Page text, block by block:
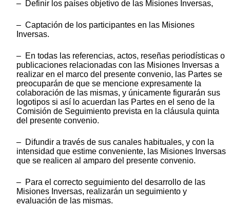
– Definir los países objetivo de las Misiones Inversas,
– Captación de los participantes en las Misiones
Inversas.
– En todas las referencias, actos, reseñas periodísticas o
publicaciones relacionadas con las Misiones Inversas a
realizar en el marco del presente convenio, las Partes se
preocuparán de que se mencione expresamente la
colaboración de las mismas, y únicamente figurarán sus
logotipos si así lo acuerdan las Partes en el seno de la
Comisión de Seguimiento prevista en la cláusula quinta
del presente convenio.
– Difundir a través de sus canales habituales, y con la
intensidad que estime conveniente, las Misiones Inversas
que se realicen al amparo del presente convenio.
– Para el correcto seguimiento del desarrollo de las
Misiones Inversas, realizarán un seguimiento y
evaluación de las mismas.